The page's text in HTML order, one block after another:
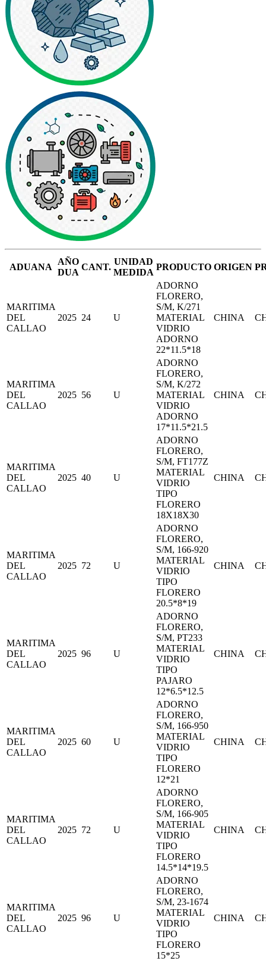
ADUANA
AÑO
DUA
CANT.
UNIDAD
MEDIDA
PRODUCTO ORIGEN
MARITIMA
DEL
CALLAO
2025 24 U
ADORNO
FLORERO,
S/M, K/271
MATERIAL
VIDRIO
ADORNO
22*11.5*18
CHINA
MARITIMA
DEL
CALLAO
2025 56 U
ADORNO
FLORERO,
S/M, K/272
MATERIAL
VIDRIO
ADORNO
17*11.5*21.5
CHINA
MARITIMA
DEL
CALLAO
2025 40 U
ADORNO
FLORERO,
S/M, FT177Z
MATERIAL
VIDRIO
TIPO
FLORERO
18X18X30
CHINA
MARITIMA
DEL
CALLAO
2025 72 U
ADORNO
FLORERO,
S/M, 166-920
MATERIAL
VIDRIO
TIPO
FLORERO
20.5*8*19
CHINA
MARITIMA
DEL
CALLAO
2025 96 U
ADORNO
FLORERO,
S/M, PT233
MATERIAL
VIDRIO
TIPO
PAJARO
12*6.5*12.5
CHINA
MARITIMA
DEL
CALLAO
2025 60 U
ADORNO
FLORERO,
S/M, 166-950
MATERIAL
VIDRIO
TIPO
FLORERO
12*21
CHINA
MARITIMA
DEL
CALLAO
2025 72 U
ADORNO
FLORERO,
S/M, 166-905
MATERIAL
VIDRIO
TIPO
FLORERO
14.5*14*19.5
CHINA
MARITIMA
DEL
CALLAO
2025 96 U
ADORNO
FLORERO,
S/M, 23-1674
MATERIAL
VIDRIO
TIPO
FLORERO
15*25
CHINA